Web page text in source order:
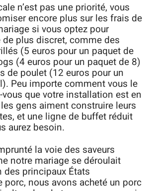
n’est pas une priorité, vous
encore plus sur les frais de
si vous optez pour
de plus discret, comme des
(5 euros pour un paquet de
(4 euros pour un paquet de 8)
de poulet (12 euros pour un
Peu importe comment vous le
que votre installation est en
gens aiment construire leurs
et une ligne de buffet réduit
aurez besoin.
la voie des saveurs
notre mariage se déroulait
des principaux États
porc, nous avons acheté un porc